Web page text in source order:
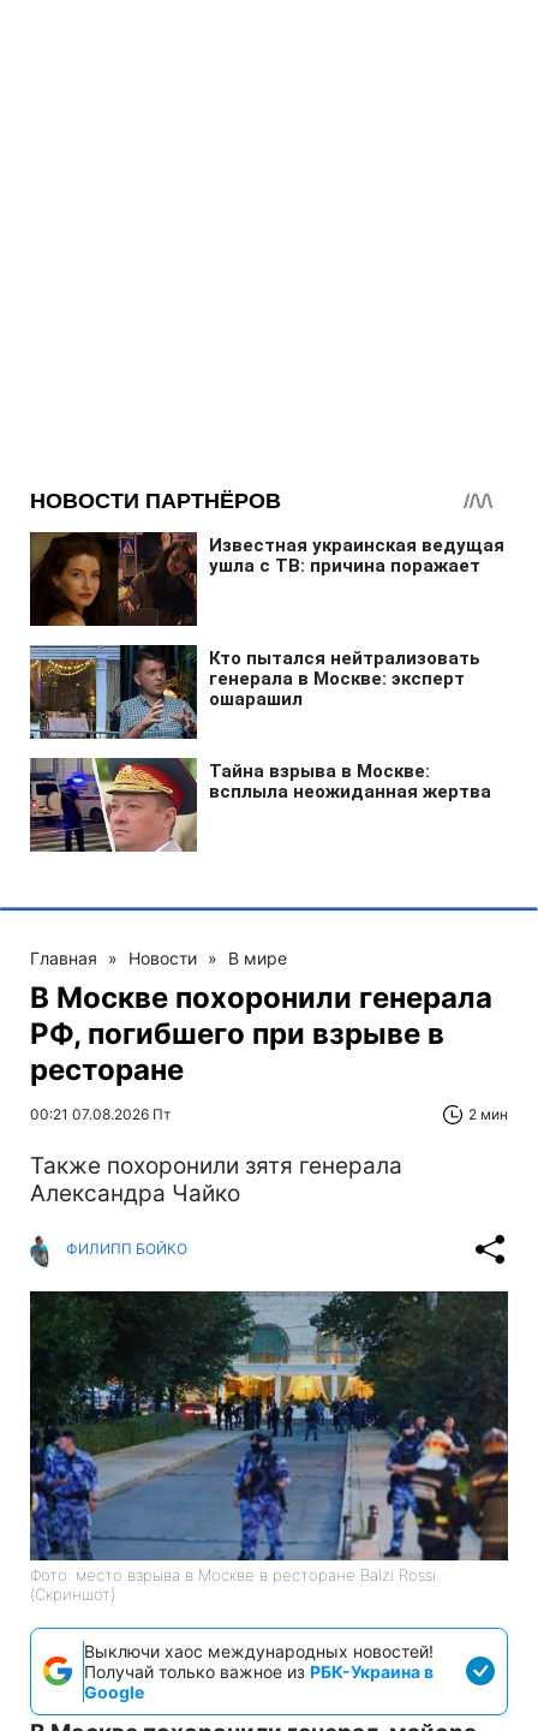
Главная » Новости » В мире
В Москве похоронили генерала
РФ, погибшего при взрыве в
ресторане
00:21 07.08.2026 Пт 2 мин
Также похоронили зятя генерала
Александра Чайко
ФИЛИПП БОЙКО
Фото: место взрыва в Москве в ресторане Balzi Rossi
(Скриншот)
Выключи хаос международных новостей!
Получай только важное из РБК-Украина в
Google